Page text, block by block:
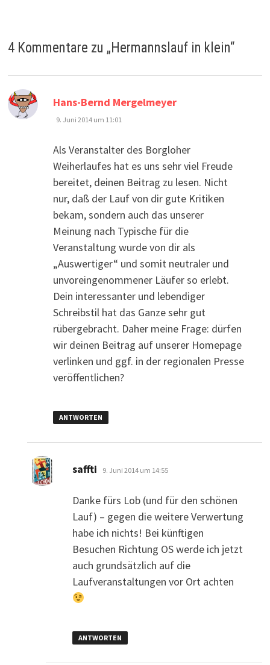
4 Kommentare zu „Hermannslauf in klein“
Hans-Bernd Mergelmeyersagt:
9. Juni 2014 um 11:01
Als Veranstalter des Borgloher
Weiherlaufes hat es uns sehr viel Freude
bereitet, deinen Beitrag zu lesen. Nicht
nur, daß der Lauf von dir gute Kritiken
bekam, sondern auch das unserer
Meinung nach Typische für die
Veranstaltung wurde von dir als
„Auswertiger“ und somit neutraler und
unvoreingenommener Läufer so erlebt.
Dein interessanter und lebendiger
Schreibstil hat das Ganze sehr gut
rübergebracht. Daher meine Frage: dürfen
wir deinen Beitrag auf unserer Homepage
verlinken und ggf. in der regionalen Presse
veröffentlichen?
ANTWORTEN
saffti sagt:
9. Juni 2014 um 14:55
Danke fürs Lob (und für den schönen
Lauf) – gegen die weitere Verwertung
habe ich nichts! Bei künftigen
Besuchen Richtung OS werde ich jetzt
auch grundsätzlich auf die
Laufveranstaltungen vor Ort achten
ANTWORTEN